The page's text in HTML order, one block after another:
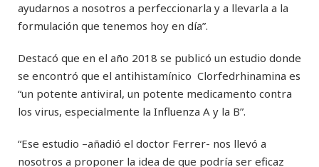
ayudarnos a nosotros a perfeccionarla y a llevarla a la
formulación que tenemos hoy en día”.
Destacó que en el año 2018 se publicó un estudio donde
se encontró que el antihistamínico Clorfedrhinamina es
“un potente antiviral, un potente medicamento contra
los virus, especialmente la Influenza A y la B”.
“Ese estudio –añadió el doctor Ferrer- nos llevó a
nosotros a proponer la idea de que podría ser eficaz